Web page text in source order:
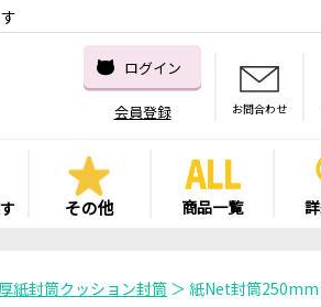
ログイン
会員登録 お問合わせ
その他 商品一覧
紙封筒クッション封筒 ＞ 紙Net封筒